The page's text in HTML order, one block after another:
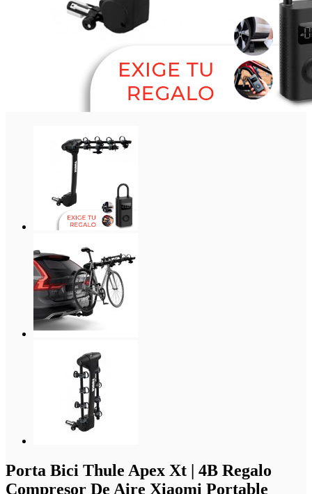
Porta Bici Thule Apex Xt | 4B Regalo
Compresor De Aire Xiaomi Portable